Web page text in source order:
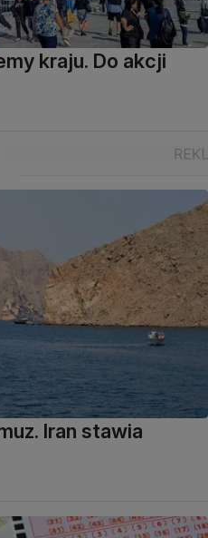
kraju. Do akcji
Iran stawia